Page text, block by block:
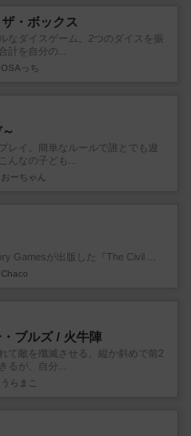
・ボックス
なダイスゲーム。2つのダイスを振
計を自分の...
っち
レイ。簡単なルールで誰とでも遊
んなの子ども...
ーちゃん
Gamesが出版した『The Civil ...
ブルズ / 火牛陣
て敵を殲滅させる。縦か斜めで前2
るが、自分...
らまこ